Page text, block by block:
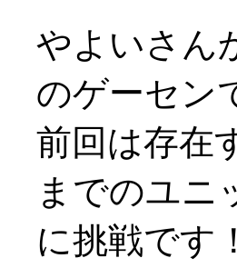
やよいさん
のゲーセン
前回は存在
までのユニ
に挑戦です！